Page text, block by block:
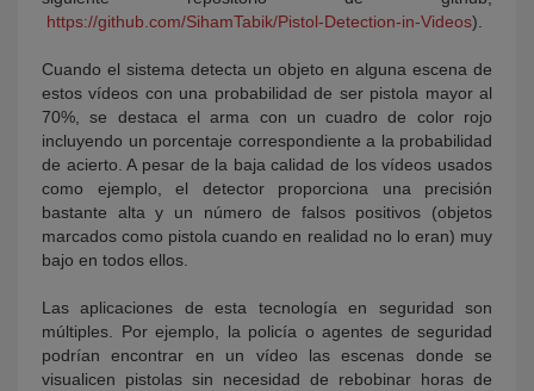
https://github.com/SihamTabik/Pistol-Detection-in-Videos).
Cuando el sistema detecta un objeto en alguna escena de
estos vídeos con una probabilidad de ser pistola mayor al
70%, se destaca el arma con un cuadro de color rojo
incluyendo un porcentaje correspondiente a la probabilidad
de acierto. A pesar de la baja calidad de los vídeos usados
como ejemplo, el detector proporciona una precisión
bastante alta y un número de falsos positivos (objetos
marcados como pistola cuando en realidad no lo eran) muy
bajo en todos ellos.
Las aplicaciones de esta tecnología en seguridad son
múltiples. Por ejemplo, la policía o agentes de seguridad
podrían encontrar en un vídeo las escenas donde se
visualicen pistolas sin necesidad de rebobinar horas de